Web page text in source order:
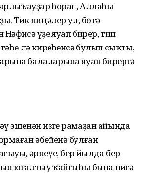
ярлыҡауҙар һорап, Аллаһы
Тик ниңәлер ул, бөтә
Нәфисә үҙе яуап бирер, тип
лә киреһенсә булып сыҡты,
балаларына яуап бирергә
эшенән изге рамаҙан айында
әбейенә булған
әрнеүе, бер йылда бер
юғалтыу ҡайғыһы бына нисә